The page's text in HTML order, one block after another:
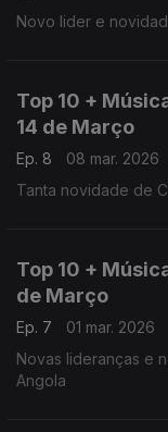
Novo lider e
Top 10 +
14 de Março
Ep. 8
08 mar. 2026
Tanta novidade de
Top 10 +
de Março
Ep. 7
01 mar. 2026
Novas lideranças e novidades da Guiné-Bissau, Africa do Sul e
Angola